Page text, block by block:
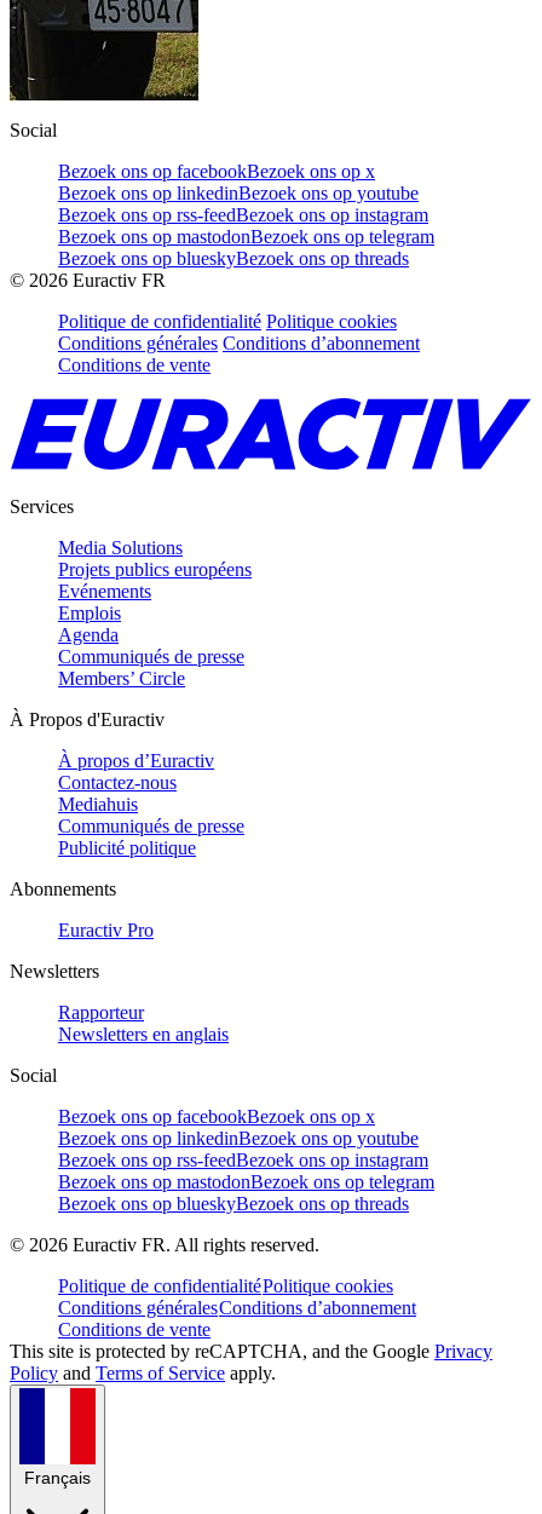
Social
Bezoek ons op facebookBezoek ons op x
Bezoek ons op linkedinBezoek ons op youtube
Bezoek ons op rss-feedBezoek ons op instagram
Bezoek ons op mastodonBezoek ons op telegram
Bezoek ons op blueskyBezoek ons op threads
© 2026 Euractiv FR
Politique de confidentialité Politique cookies
Conditions générales Conditions d’abonnement
Conditions de vente
Services
Media Solutions
Projets publics européens
Evénements
Emplois
Agenda
Communiqués de presse
Members’ Circle
À Propos d'Euractiv
À propos d’Euractiv
Contactez-nous
Mediahuis
Communiqués de presse
Publicité politique
Abonnements
Euractiv Pro
Newsletters
Rapporteur
Newsletters en anglais
Social
Bezoek ons op facebookBezoek ons op x
Bezoek ons op linkedinBezoek ons op youtube
Bezoek ons op rss-feedBezoek ons op instagram
Bezoek ons op mastodonBezoek ons op telegram
Bezoek ons op blueskyBezoek ons op threads
© 2026 Euractiv FR. All rights reserved.
Politique de confidentialitéPolitique cookies
Conditions généralesConditions d’abonnement
Conditions de vente
This site is protected by reCAPTCHA, and the Google Privacy
Policy and Terms of Service apply.
Français